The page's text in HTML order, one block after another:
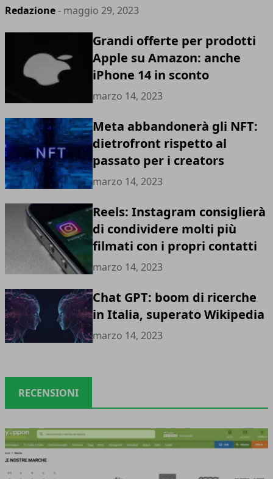
Redazione- maggio 29, 2023
Grandi offerte per prodotti
Apple su Amazon: anche
iPhone 14 in sconto
marzo 14, 2023
Meta abbandonerà gli NFT:
dietrofront rispetto al
passato per i creators
marzo 14, 2023
Reels: Instagram consiglierà
di condividere molti più
filmati con i propri contatti
marzo 14, 2023
Chat GPT: boom di ricerche
in Italia, superato Wikipedia
marzo 14, 2023
RECENSIONI